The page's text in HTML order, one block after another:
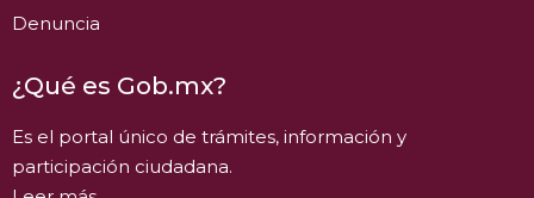
Denuncia
¿Qué es Gob.mx?
Es el portal único de trámites, información y
participación ciudadana.